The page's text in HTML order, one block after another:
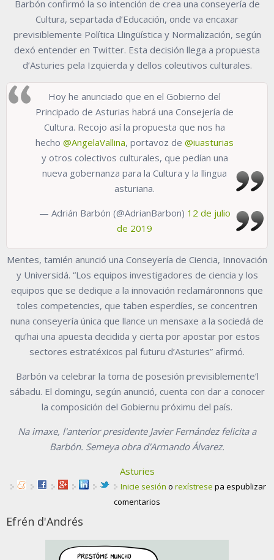
Barbón confirmó la so intención de crea una conseyería de
Cultura, separtada d’Educación, onde va encaxar
previsiblemente Política Llingüística y Normalización, según
dexó entender en Twitter. Esta decisión llega a propuesta
d’Asturies pela Izquierda y dellos coleutivos culturales.
Hoy he anunciado que en el Gobierno del
Principado de Asturias habrá una Consejería de
Cultura. Recojo así la propuesta que nos ha
hecho @AngelaVallina, portavoz de @iuasturias
y otros colectivos culturales, que pedían una
nueva gobernanza para la Cultura y la llingua
asturiana.
— Adrián Barbón (@AdrianBarbon) 12 de julio
de 2019
Mentes, tamién anunció una Conseyería de Ciencia, Innovación
y Universidá. “Los equipos investigadores de ciencia y los
equipos que se dedique a la innovación reclamáronnons que
toles competencies, que taben esperdíes, se concentren
nuna conseyería única que llance un mensaxe a la sociedá de
qu’hai una apuesta decidida y cierta por apostar por estos
sectores estratéxicos pal futuru d’Asturies” afirmó.
Barbón va celebrar la toma de posesión previsiblemente’l
sábadu. El domingu, según anunció, cuenta con dar a conocer
la composición del Gobiernu próximu del país.
Na imaxe, l'anterior presidente Javier Fernández felicita a
Barbón. Semeya obra d'Armando Álvarez.
Asturies
Inicie sesión o rexístrese pa espublizar
comentarios
Efrén d'Andrés